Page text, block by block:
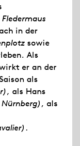
Fledermaus
in der
sowie
Als
er an der
als
, als Hans
, als
.